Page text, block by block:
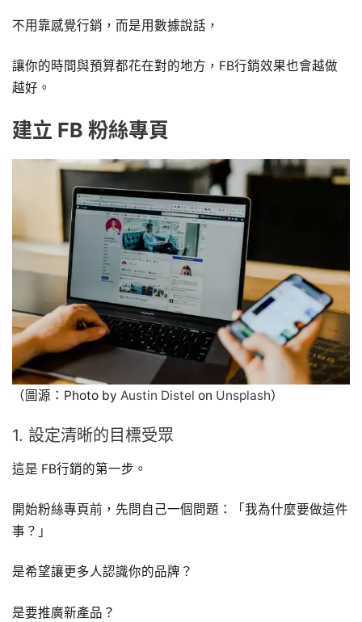
不用靠感覺行銷，而是用數據說話，
讓你的時間與預算都花在對的地方，FB行銷效果也會越做
越好。
建立 FB 粉絲專頁
（圖源：Photo by Austin Distel on Unsplash）
1. 設定清晰的目標受眾
這是 FB行銷的第一步。
開始粉絲專頁前，先問自己一個問題：「我為什麼要做這件
事？」
是希望讓更多人認識你的品牌？
是要推廣新產品？